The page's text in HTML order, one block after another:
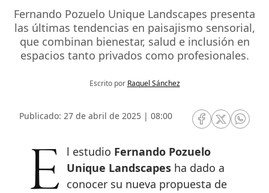
Fernando Pozuelo Unique Landscapes presenta
las últimas tendencias en paisajismo sensorial,
que combinan bienestar, salud e inclusión en
espacios tanto privados como profesionales.
Escrito por Raquel Sánchez
Publicado: 27 de abril de 2025 | 08:00
RRSS Facebook
RRSSRRSS
El estudio Fernando Pozuelo
Unique Landscapes ha dado a
conocer su nueva propuesta de